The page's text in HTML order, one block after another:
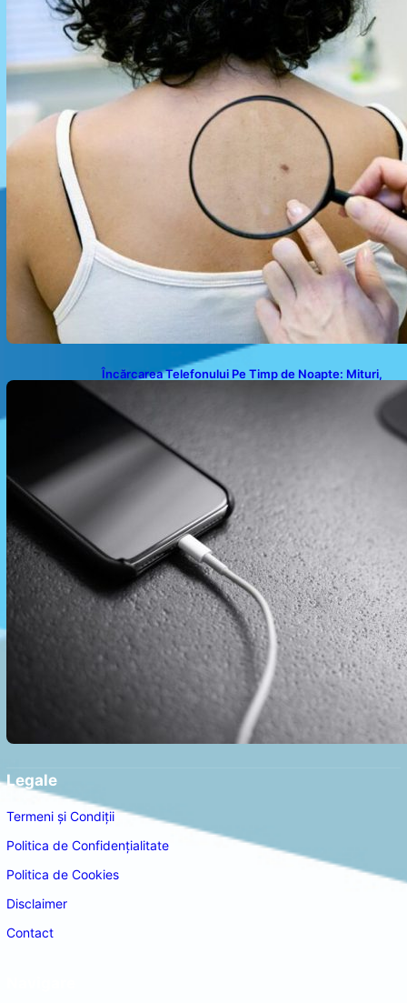
Încărcarea Telefonului Pe Timp de Noapte: Mituri,
Legale
Termeni și Condiții
Politica de Confidențialitate
Politica de Cookies
Disclaimer
Contact